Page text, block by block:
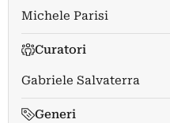
Michele Parisi
Curatori
Gabriele Salvaterra
Generi